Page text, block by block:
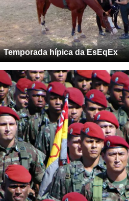
Temporada hípica da EsEqEx